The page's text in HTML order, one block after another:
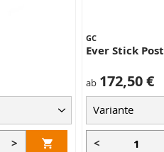
>
GC
Ever Stick Post
ab 172,50 €
<